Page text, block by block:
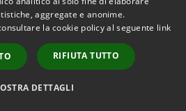
05/2019 I Commissione
05/2019 I Commissione
aggregate e anonime.
la cookie policy al seguente link
RIFIUTA TUTTO
DETTAGLI